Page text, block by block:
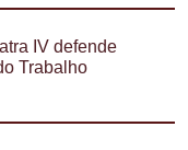
IV defende
Trabalho